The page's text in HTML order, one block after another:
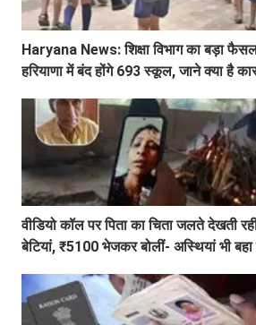
Haryana News: शिक्षा विभाग का बड़ा
हरियाणा में बंद होंगे 693 स्कूल, जाने क्या है
वीडियो कॉल पर पिता का चिता जलते देखती
बेटियां, ₹5100 भेजकर बोलीं- अस्थियां भी बहा